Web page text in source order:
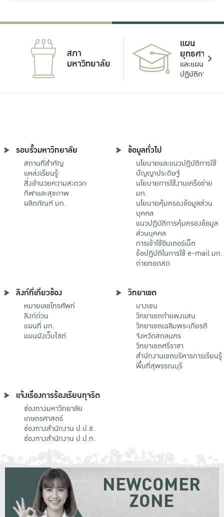
สภา
มหาวิทยาลัย
แผน
ยุทธศาสตร์
และแผน
ปฏิบัติการ
รอบรั้วมหาวิทยาลัย
สถานที่สำคัญ
แหล่งเรียนรู้
สิ่งอำนวยความสะดวก
กีฬาและสุขภาพ
ผลิตภัณฑ์ มก.
ข้อมูลทั่วไป
นโยบายและแนวปฏิบัติการใช้
ปัญญาประดิษฐ์
นโยบายการใช้งานเครือข่าย
มก.
นโยบายคุ้มครองข้อมูลส่วน
บุคคล
แนวปฏิบัติการคุ้มครองข้อมูล
ส่วนบุคคล
การเข้าใช้อินเตอร์เน็ต
ข้อปฏิบัติในการใช้ e-mail มก.
ถ่ายทอดสด
ลิงก์ที่เกี่ยวข้อง
หมายเลขโทรศัพท์
ลิงก์ด่วน
แผนที่ มก.
แผนผังเว็บไซต์
วิทยาเขต
บางเขน
วิทยาเขตกําแพงแสน
วิทยาเขตเฉลิมพระเกียรติ
จังหวัดสกลนคร
วิทยาเขตศรีราชา
สำนักงานเขตบริหารการเรียนรู้
พื้นที่สุพรรณบุรี
แจ้งเรื่องการร้องเรียนทุจริต
ช่องทางมหาวิทยาลัย
เกษตรศาสตร์
ช่องทางสำนักงาน ป.ป.ช.
ช่องทางสำนักงาน ป.ป.ท.
NEWCOMER
ZONE